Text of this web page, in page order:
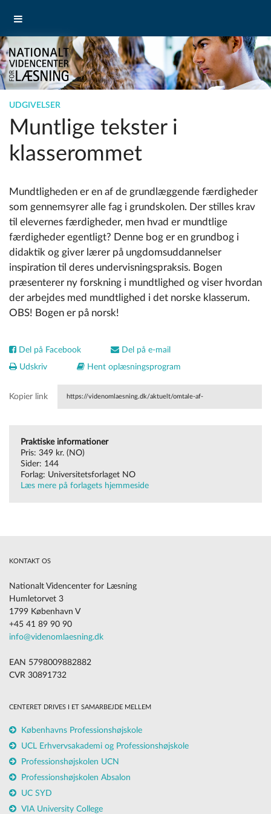
UDGIVELSER
Muntlige tekster i
klasserommet
Mundtligheden er en af de grundlæggende færdigheder
som gennemsyrer alle fag i grundskolen. Der stilles krav
til elevernes færdigheder, men hvad er mundtlige
færdigheder egentligt? Denne bog er en grundbog i
didaktik og giver lærer på ungdomsuddannelser
inspiration til deres undervisningspraksis. Bogen
præsenterer ny forskning i mundtlighed og viser hvordan
der arbejdes med mundtlighed i det norske klasserum.
OBS! Bogen er på norsk!
Del på Facebook
Del på e-mail
Udskriv
Hent oplæsningsprogram
Kopier link https://videnomlaesning.dk/aktuelt/omtale-af-
Praktiske informationer
Pris: 349 kr. (NO)
Sider: 144
Forlag: Universitetsforlaget NO
Læs mere på forlagets hjemmeside
KONTAKT OS
Nationalt Videncenter for Læsning
Humletorvet 3
1799 København V
+45 41 89 90 90
info@videnomlaesning.dk
EAN 5798009882882
CVR 30891732
CENTERET DRIVES I ET SAMARBEJDE MELLEM
Københavns Professionshøjskole
UCL Erhvervsakademi og Professionshøjskole
Professionshøjskolen UCN
Professionshøjskolen Absalon
UC SYD
VIA University College